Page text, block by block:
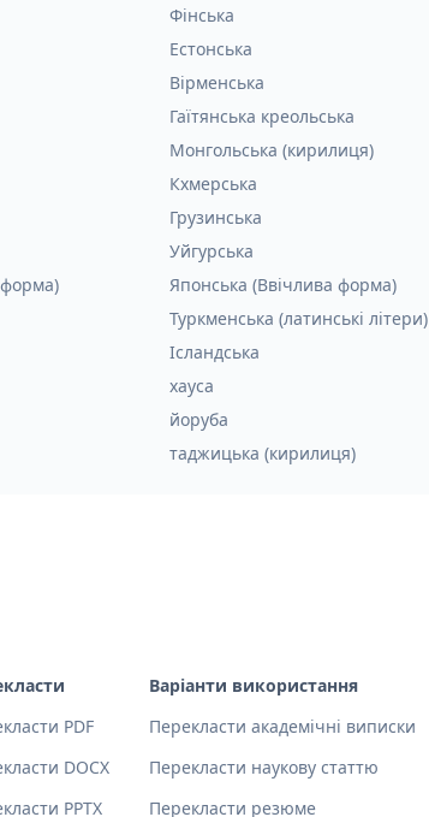
Фінська
Естонська
Вірменська
Гаїтянська креольська
Монгольська (кирилиця)
Кхмерська
Грузинська
Уйгурська
Японська (Ввічлива форма)
Туркменська (латинські літери)
Ісландська
хауса
йоруба
таджицька (кирилиця)
Варіанти використання
Перекласти академічні виписки
Перекласти наукову статтю
Перекласти резюме
PDF
DOCX
PPTX